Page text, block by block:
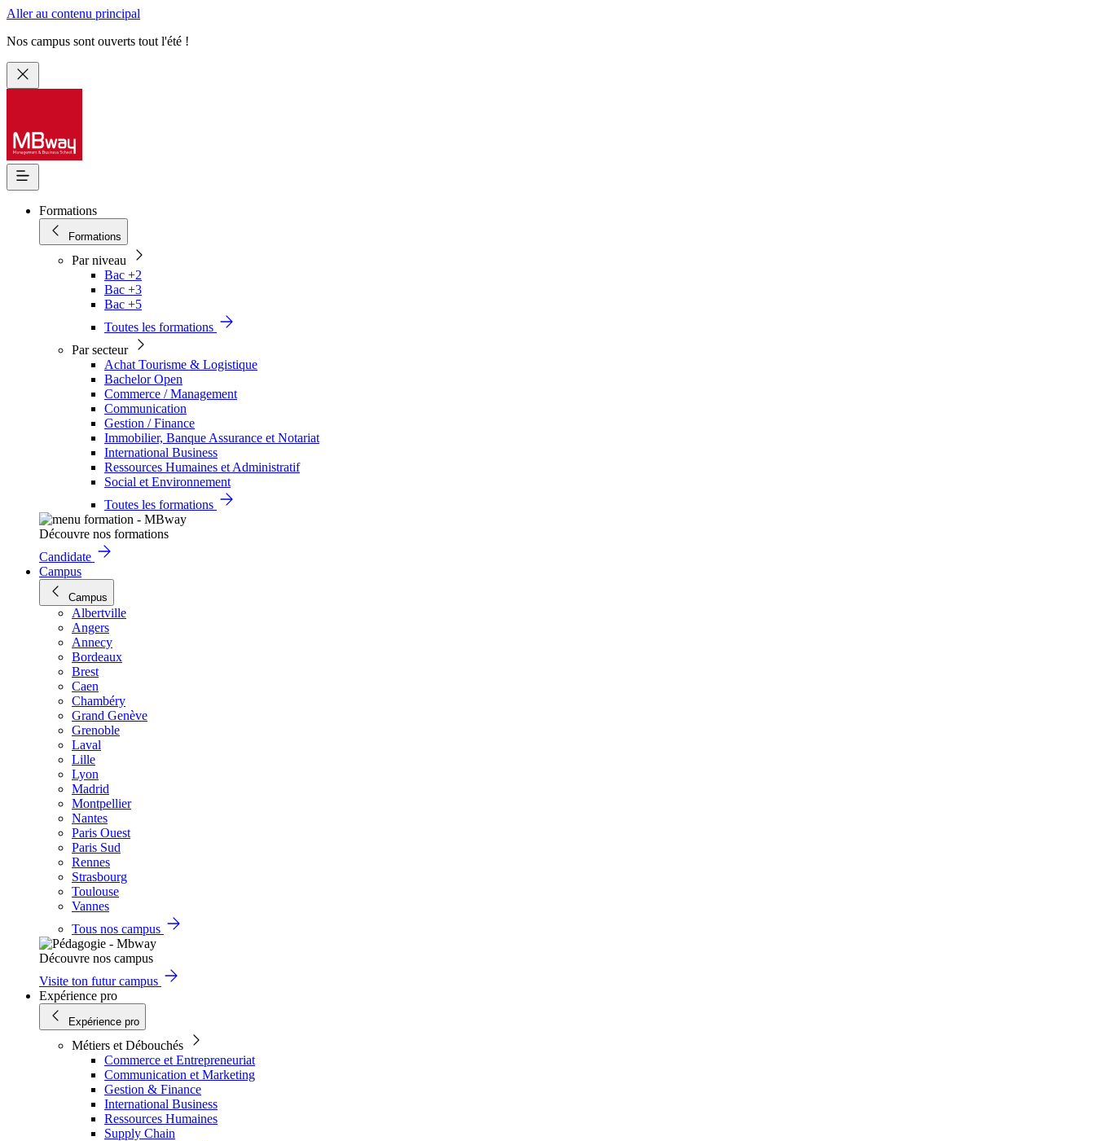
Aller au contenu principal
Nos campus sont ouverts tout l'été !
Formations
Formations
Par niveau
Bac +2
Bac +3
Bac +5
Toutes les formations
Par secteur
Achat Tourisme & Logistique
Bachelor Open
Commerce / Management
Communication
Gestion / Finance
Immobilier, Banque Assurance et Notariat
International Business
Ressources Humaines et Administratif
Social et Environnement
Toutes les formations
Découvre nos formations
Candidate
Campus
Campus
Albertville
Angers
Annecy
Bordeaux
Brest
Caen
Chambéry
Grand Genève
Grenoble
Laval
Lille
Lyon
Madrid
Montpellier
Nantes
Paris Ouest
Paris Sud
Rennes
Strasbourg
Toulouse
Vannes
Tous nos campus
Découvre nos campus
Visite ton futur campus
Expérience pro
Expérience pro
Métiers et Débouchés
Commerce et Entrepreneuriat
Communication et Marketing
Gestion & Finance
International Business
Ressources Humaines
Supply Chain